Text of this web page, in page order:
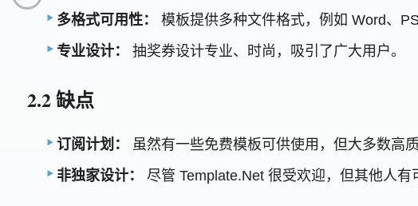
多格式可用性：
模板提供多种文件格式，例如 Word、
专业设计：
抽奖券设计专业、时尚，吸引了广大用户。
2.2 缺点
订阅计划：
虽然有一些免费模板可供使用，但大多数高
非独家设计：
尽管 Template.Net 很受欢迎，但其他人有